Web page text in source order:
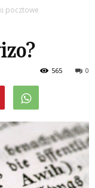
pocztowe
0
565